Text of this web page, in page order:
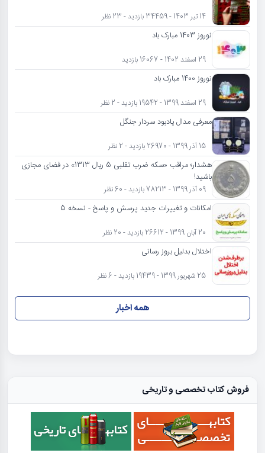
14 تیر 1403 - 34459 بازدید - 23 نظر
نوروز 1403 مبارک باد
29 اسفند 1402 - 16067 بازدید
نوروز 1400 مبارک باد
29 اسفند 1399 - 19542 بازدید - 2 نظر
معرفی مدال یادبود سردار جنگل
15 آذر 1399 - 26970 بازدید - 2 نظر
هشدار؛ مراقب «سکه ضرب تقلبی 5 ریال 1313» در فضای مجازی
باشید!
09 آذر 1399 - 78213 بازدید - 60 نظر
امکانات و تغییرات جدید پرسش و پاسخ - نسخه 5
20 آبان 1399 - 26612 بازدید - 20 نظر
اختلال بدلیل بروز رسانی
25 شهریور 1399 - 19439 بازدید - 6 نظر
همه اخبار
فروش کتاب تخصصی و تاریخی